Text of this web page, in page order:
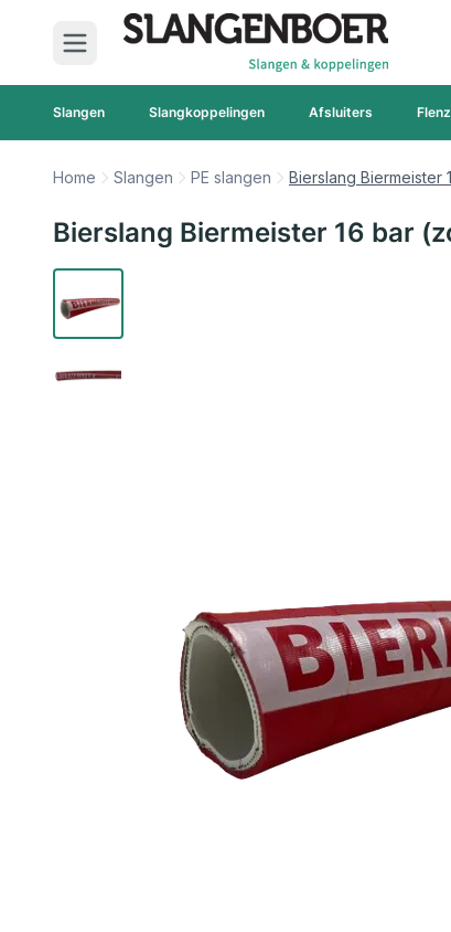
Ga naar de inhoud
Slangen Slangkoppelingen Afsluiters
Home Slangen PE slangen Bierslang Biermeister
Bierslang Biermeister 16 bar